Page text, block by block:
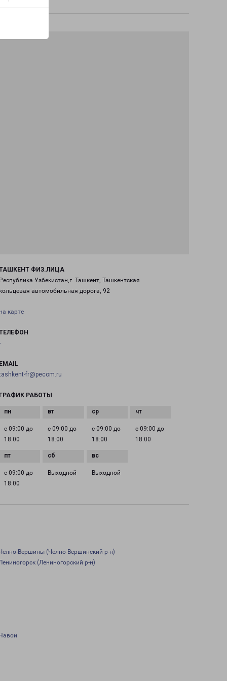
ФИЗ.ЛИЦА
Узбекистан,г. Ташкент, Ташкентская
автомобильная дорога, 92
карте
fr@pecom.ru
РАБОТЫ
с 09:00 до
18:00
с 09:00 до
18:00
с 09:00 до
18:00
с 09:00 до
18:00
с 09:00 до
18:00
Выходной Выходной
Вершины (Челно-Вершинский р-н)
(Лениногорский р-н)